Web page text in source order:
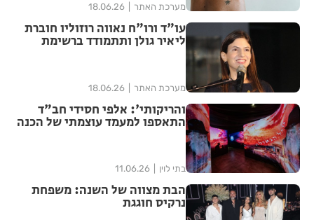
מערכת האתר 18.06.26
עו"ד ורו"ח נאווה רוזוליו חוברת
ליאיר גולן ותתמודד ברשימת
מערכת האתר 18.06.26
והריקותי': אלפי חסידי חב"ד
התאספו למעמד עוצמתי של הכנה
בתי לוין 11.06.26
הבת מצווה של השנה: משפחת
נרקיס חוגגת